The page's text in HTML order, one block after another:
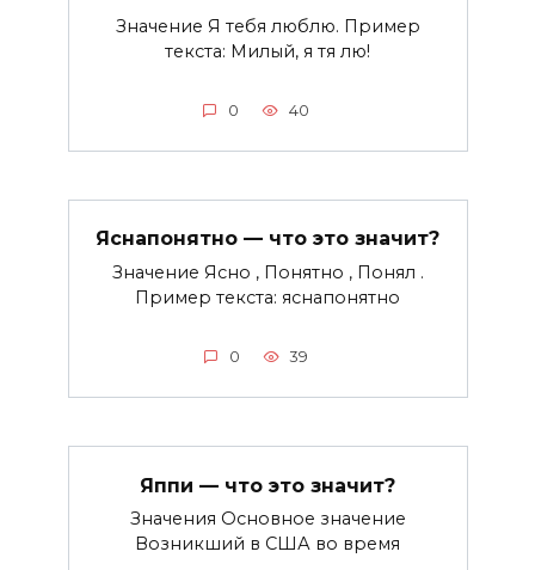
Значение Я тебя люблю. Пример
текста: Милый, я тя лю!
0 40
Яснапонятно — что это значит?
Значение Ясно , Понятно , Понял .
Пример текста: яснапонятно
0 39
Яппи — что это значит?
Значения Основное значение
Возникший в США во время